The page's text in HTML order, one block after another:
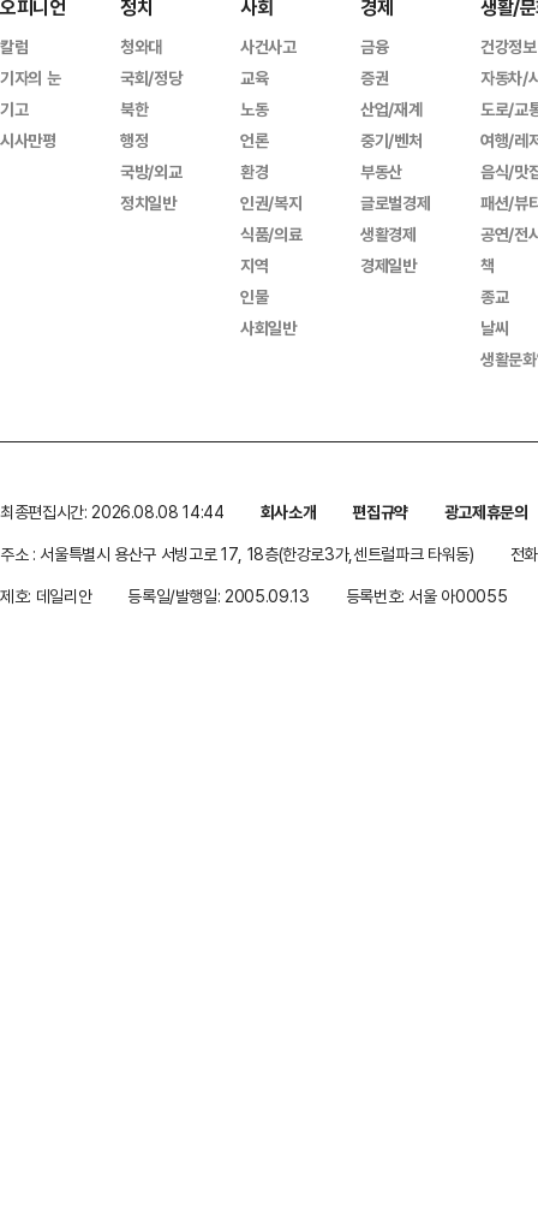
오피니언
칼럼
기자의 눈
기고
시사만평
정치
청와대
국회/정당
북한
행정
국방/외교
정치일반
사회
사건사고
교육
노동
언론
환경
인권/복지
식품/의료
지역
인물
사회일반
경제
금융
증권
산업/재계
중기/벤처
부동산
글로벌경제
생활경제
경제일반
생활/
건강정보
자동차/
도로/교
여행/레
음식/맛
패션/뷰
공연/전
책
종교
날씨
생활문
최종편집시간: 2026.08.08 14:44 회사소개 편집규약
광고제휴문의
주소 : 서울특별시 용산구 서빙고로 17, 18층(한강로3가,센트럴파크 타워동)
전
제호: 데일리안
등록일/발행일: 2005.09.13 등록번호: 서울 아00055